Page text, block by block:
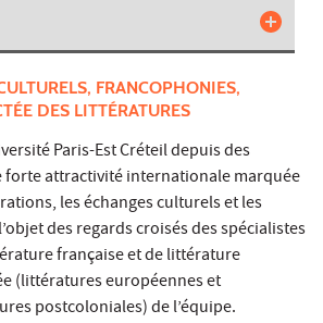
FRANCOPHONIES,
DES LITTÉRATURES
Paris-Est Créteil depuis des
forte attractivité internationale marquée
les échanges culturels et les
des regards croisés des spécialistes
française et de littérature
(littératures européennes et
postcoloniales) de l’équipe.